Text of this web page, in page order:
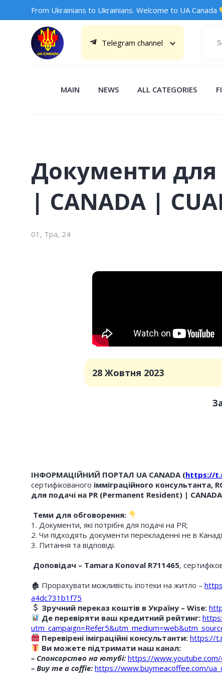
From Ukrainians to Ukrainians. Welcome to UA Canada
Telegram channel
MAIN NEWS ALL CATEGORIES
Документи для
| CANADA |
01, Тра, 24
28 Жовтня 2023
ІНФОРМАЦІЙНИЙ ПОРТАЛ UA CANADA (https://
сертифікованого імміграційного консультанта,
для подачі на PR (Permanent Resident) |
Теми для обговорення:
1. Документи, які потрібні для подачі на PR;
2. Чи підходять документи перекладенні не в
3. Питання та відповіді.
Доповідач – Tamara Konoval R711465,
🏚 Прорахувати можливість іпотеки на житло –
a4dc731b1f75
Зручний переказ коштів в Україну – Wise:
Де перевіряти ваш кредитний рейтинг:
Перевірені іміграційні консультанти: https://
Ви можете підтримати наш канал:
– Спонсорство на ютубі: https://www.youtube.com/
– Buy me a coffie: https://www.buymeacoffee.com/